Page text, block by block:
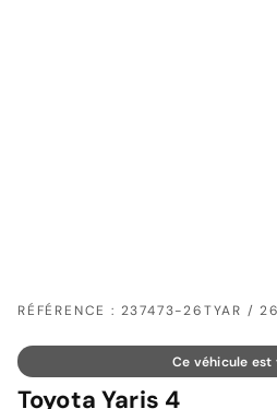
RÉFÉRENCE : 237473-26TYAR /
Ce véhicule est
Toyota Yaris 4